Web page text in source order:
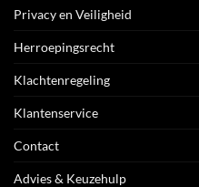
Privacy en Veiligheid
Herroepingsrecht
Klachtenregeling
Klantenservice
Contact
Advies & Keuzehulp